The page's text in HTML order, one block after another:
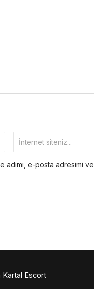
adımı, e-posta adresimi
Kartal Escort